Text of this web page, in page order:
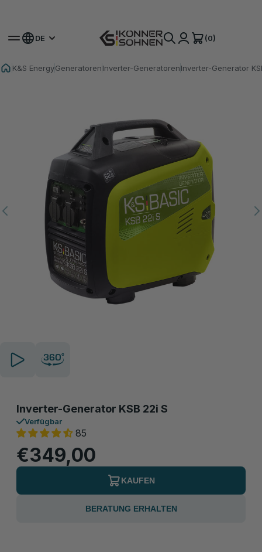
DE (0)
K&S EnergyGeneratorenInverter-GeneratorenInverter-Generator
Inverter-Generator KSB 22i S
Verfügbar
85
€349,00
KAUFEN
BERATUNG ERHALTEN